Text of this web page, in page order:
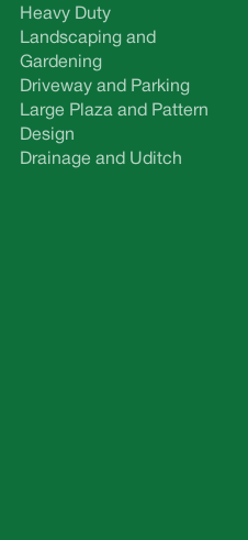
Heavy Duty
Landscaping and
Gardening
Driveway and Parking
Large Plaza and Pattern
Design
Drainage and Uditch